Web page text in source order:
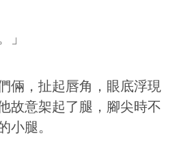
」
倆，扯起唇角，眼底浮現
故意架起了腿，腳尖時不
小腿。